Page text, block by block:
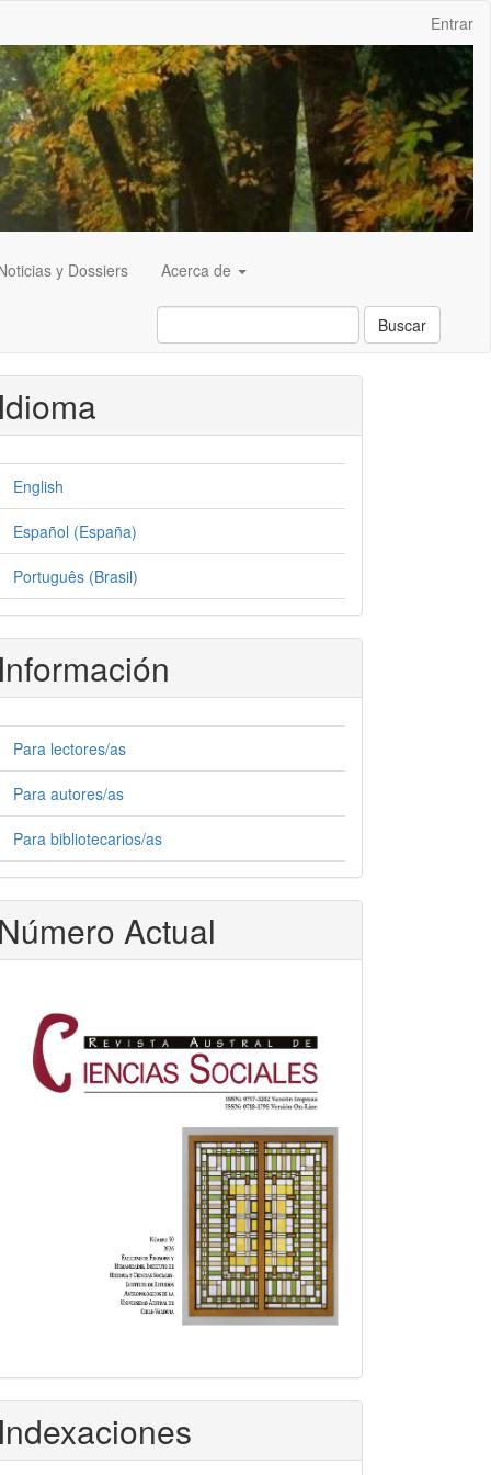
Entrar
y Dossiers Acerca de
Buscar
English
Español (España)
Português (Brasil)
Para lectores/as
Para autores/as
Para bibliotecarios/as
Actual